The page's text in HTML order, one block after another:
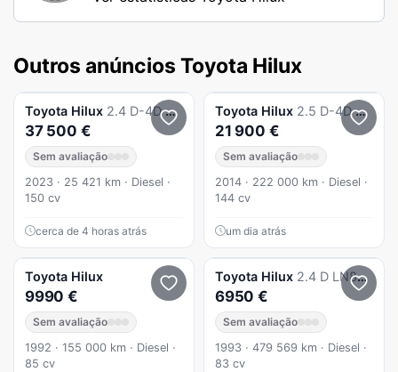
Outros anúncios Toyota Hilux
Toyota Hilux 2.4 D-4D 4WD CD CH
37 500 €
Sem avaliação
2023 · 25 421 km · Diesel ·
150 cv
cerca de 4 horas atrás
Toyota Hilux 2.5 D-4D 4WD CE
21 900 €
Sem avaliação
2014 · 222 000 km · Diesel ·
144 cv
um dia atrás
Toyota Hilux
9990 €
Sem avaliação
1992 · 155 000 km · Diesel ·
85 cv
Toyota Hilux 2.4 D LN85LP Cx Dupla
6950 €
Sem avaliação
1993 · 479 569 km · Diesel ·
83 cv